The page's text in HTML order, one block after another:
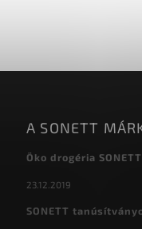
A SONETT
Öko drogéria SONETT
23.12.2019
SONETT